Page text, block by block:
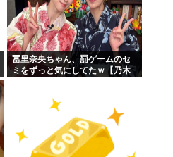
冨里奈央ちゃん、罰ゲームのセ
ミをずっと気にしてたｗ【乃木